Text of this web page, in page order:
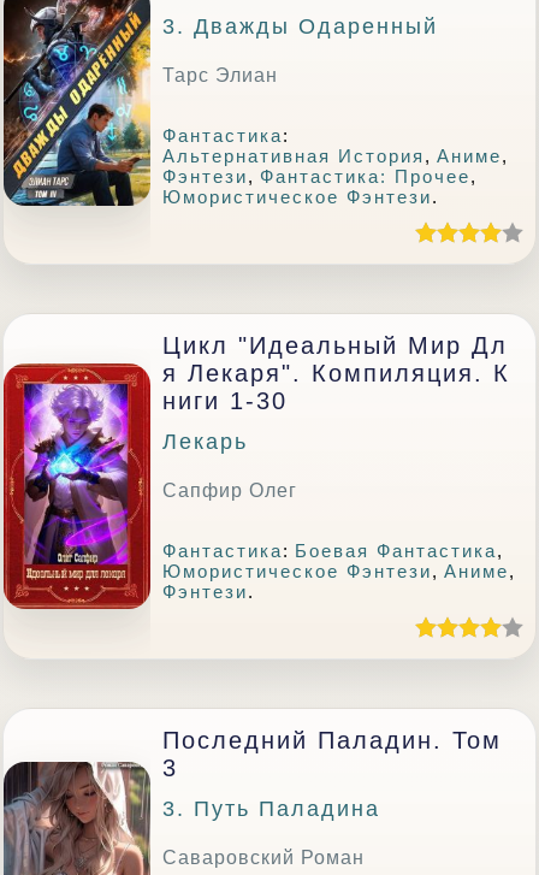
3. Дважды Одаренный
Тарс Элиан
Фантастика:
Альтернативная История ,Аниме,
Фэнтези, Фантастика: Прочее,
Юмористическое Фэнтези.
Цикл "Идеальный Мир Дл
Я Лекаря". Компиляция. К
Ниги 1-30
Лекарь
Сапфир Олег
Фантастика: Боевая Фантастика,
Юмористическое Фэнтези,Аниме,
Фэнтези.
Последний Паладин. Том
3
3. Путь Паладина
Саваровский Роман